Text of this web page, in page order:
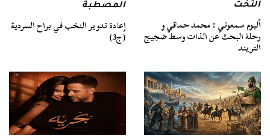
التخت
ألبوم سمعوني : محمد حماقي و
رحلة البحث عن الذات وسط ضجيج
التريند
المصطبة
إعادة تدوير النخب في براح السردية
(ج3)